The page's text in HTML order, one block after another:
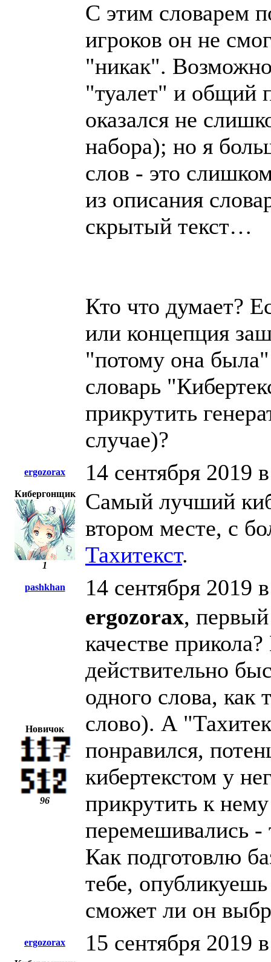
С этим словарем
игроков он не
"никак".
"туалет" и общий
оказался не
набора); но я
слов - это
из описания
скрытый текст…
Кто что думает?
или концепция
"потому она
словарь
прикрутить
случае)?
ergozorax 14 сентября 2019
Кибергонщик
1
Самый лучший
втором месте, с
Тахитекст.
pashkhan 14 сентября 2019
Новичок
96
ergozorax,
качестве
действительно
одного слова, как
слово). А
понравился,
кибертекстом у
прикрутить к
перемешивались -
Как подготовлю
тебе,
сможет ли он
ergozorax 15 сентября 2019